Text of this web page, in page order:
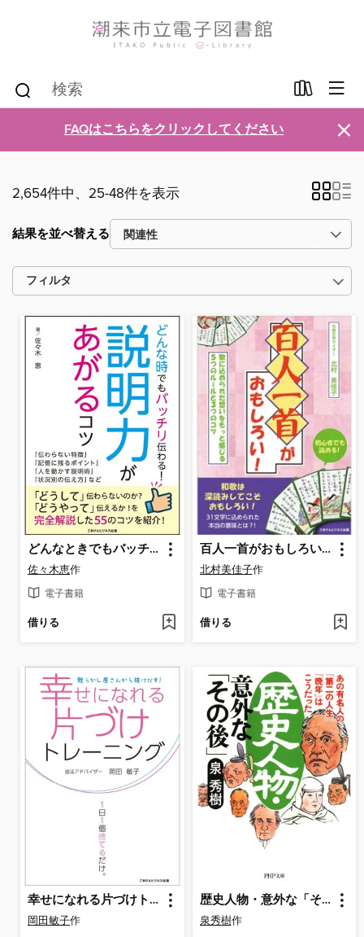
FAQはこちらをクリックしてください ×
2,654件中、25-48件を表示
結果を並べ替える
フィルタ
どんなときでもバッチリ伝わる!説明力があがるコツ
佐々木恵作
電子書籍
借りる
百人一首がおもしろい!歌に込められた想いをもっと感じる5つのルールと3つのコツ
北村美佳子作
電子書籍
借りる
幸せになれる片づけトレーニング
岡田敏子作
歴史人物・意外な「その後」 あの有名人の「第二の人生」「晩年」はこうだった
泉秀樹作